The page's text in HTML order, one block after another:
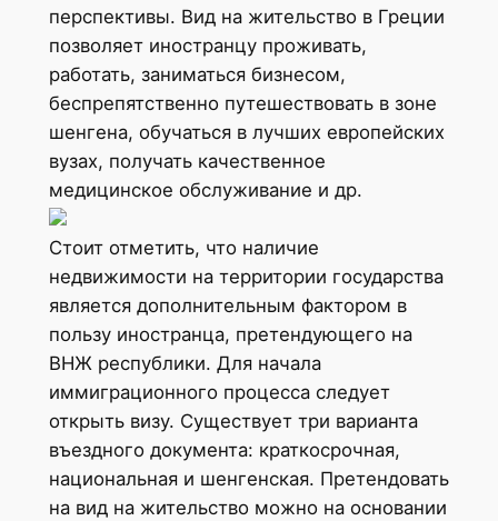
перспективы. Вид на жительство в Греции
позволяет иностранцу проживать,
работать, заниматься бизнесом,
беспрепятственно путешествовать в зоне
шенгена, обучаться в лучших европейских
вузах, получать качественное
медицинское обслуживание и др.
Стоит отметить, что наличие
недвижимости на территории государства
является дополнительным фактором в
пользу иностранца, претендующего на
ВНЖ республики. Для начала
иммиграционного процесса следует
открыть визу. Существует три варианта
въездного документа: краткосрочная,
национальная и шенгенская. Претендовать
на вид на жительство можно на основании